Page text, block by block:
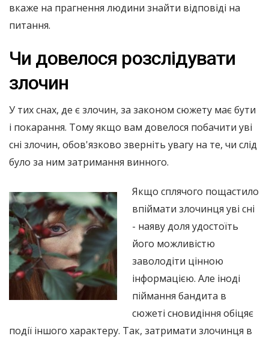
вкаже на прагнення людини знайти відповіді на
питання.
Чи довелося розслідувати
злочин
У тих снах, де є злочин, за законом сюжету має бути
і покарання. Тому якщо вам довелося побачити уві
сні злочин, обов'язково зверніть увагу на те, чи слід
було за ним затримання винного.
Якщо сплячого пощастило
впіймати злочинця уві сні
- наяву доля удостоїть
його можливістю
заволодіти цінною
інформацією. Але іноді
піймання бандита в
сюжеті сновидіння обіцяє
події іншого характеру. Так, затримати злочинця в